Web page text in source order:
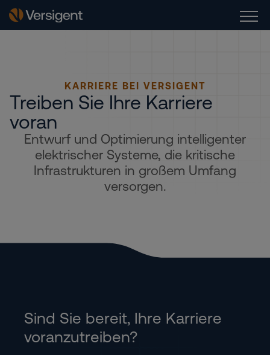
KARRIERE BEI VERSIGENT
Treiben Sie Ihre Karriere
voran
Entwurf und Optimierung intelligenter
elektrischer Systeme, die kritische
Infrastrukturen in großem Umfang
versorgen.
Sind Sie bereit, Ihre Karriere
voranzutreiben?